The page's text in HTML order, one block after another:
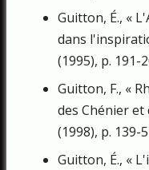
Guitton, É., «
dans
(1995), p. 191-
Guitton, F., «
des Chénier et
(1998), p. 139-
Guitton, É., «